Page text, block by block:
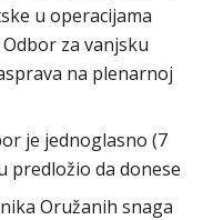
u operacijama
za vanjsku
na plenarnoj
je jednoglasno (7
predložio da donese
Oružanih snaga